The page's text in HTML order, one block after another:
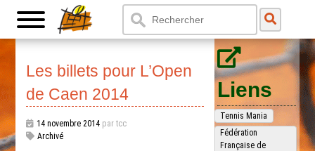
Les billets pour L’Open
de Caen 2014
14 novembre 2014 par tcc
Archivé
Liens
Tennis Mania
Fédération
Française de